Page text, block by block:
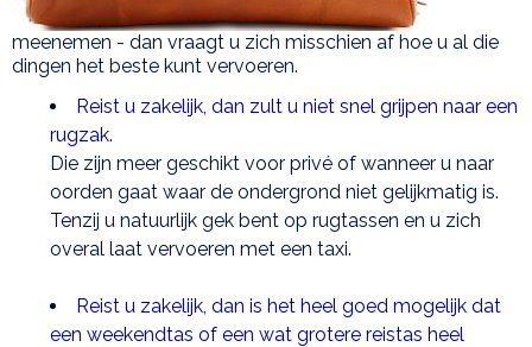
meenemen - dan vraagt u zich misschien af hoe u al die
dingen het beste kunt vervoeren.
Reist u zakelijk, dan zult u niet snel grijpen naar een
rugzak.
Die zijn meer geschikt voor privé of wanneer u naar
oorden gaat waar de ondergrond niet gelijkmatig is.
Tenzij u natuurlijk gek bent op rugtassen en u zich
overal laat vervoeren met een taxi.
Reist u zakelijk, dan is het heel goed mogelijk dat
een weekendtas of een wat grotere reistas heel